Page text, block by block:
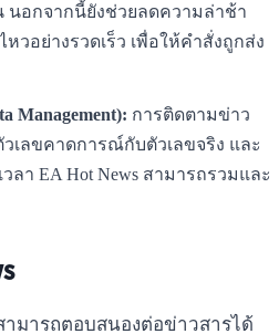
นอกจากนี้ยังช่วยลดความล่าช้า
วอย่างรวดเร็ว เพื่อให้คำสั่งถูกส่ง
Management): การติดตามข่าว
เลขคาดการณ์กับตัวเลขจริง และ
า EA Hot News สามารถรวมและ
ามารถตอบสนองต่อข่าวสารได้